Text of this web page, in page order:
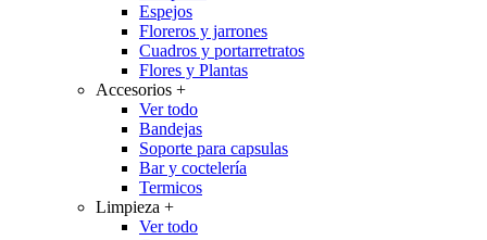
Espejos
Floreros y jarrones
Cuadros y portarretratos
Flores y Plantas
Accesorios +
Ver todo
Bandejas
Soporte para capsulas
Bar y coctelería
Termicos
Limpieza +
Ver todo